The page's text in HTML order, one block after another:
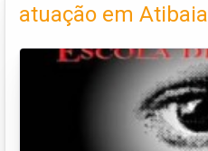
atuação em Atibaia